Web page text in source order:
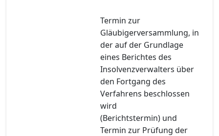
Termin zur
Gläubigerversammlung, in
der auf der Grundlage
eines Berichtes des
Insolvenzverwalters über
den Fortgang des
Verfahrens beschlossen
wird
(Berichtstermin) und
Termin zur Prüfung der